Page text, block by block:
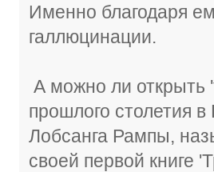
Именно благодаря
галлюцинации.
А можно ли открыть
прошлого столетия
Лобсанга Рампы,
своей первой книге